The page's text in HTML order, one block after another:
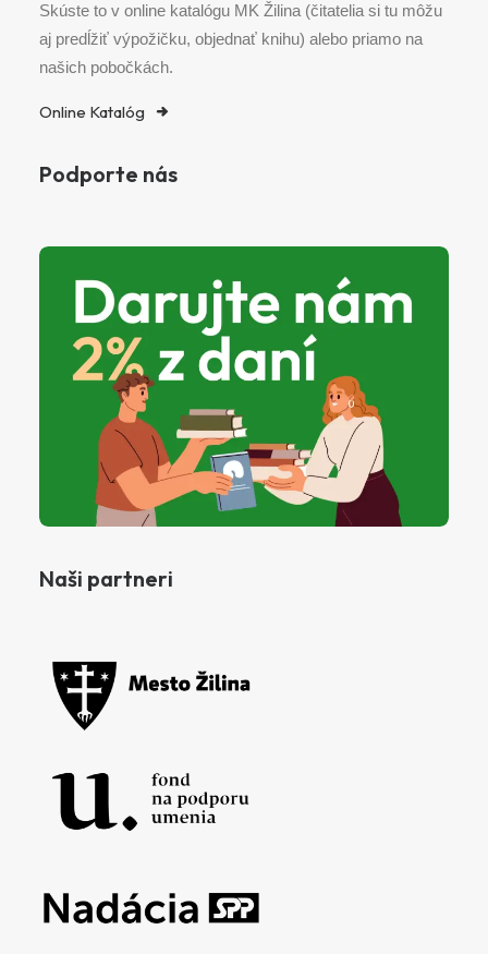
Skúste to v online katalógu MK Žilina (čitatelia si tu môžu
aj predĺžiť výpožičku, objednať knihu) alebo priamo na
našich pobočkách.
Online Katalóg
Podporte nás
Naši partneri